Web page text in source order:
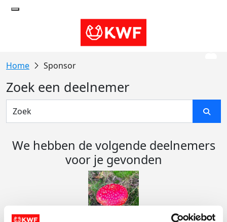
Sponsor
Zoek een deelnemer
We hebben de volgende deelnemers
voor je gevonden